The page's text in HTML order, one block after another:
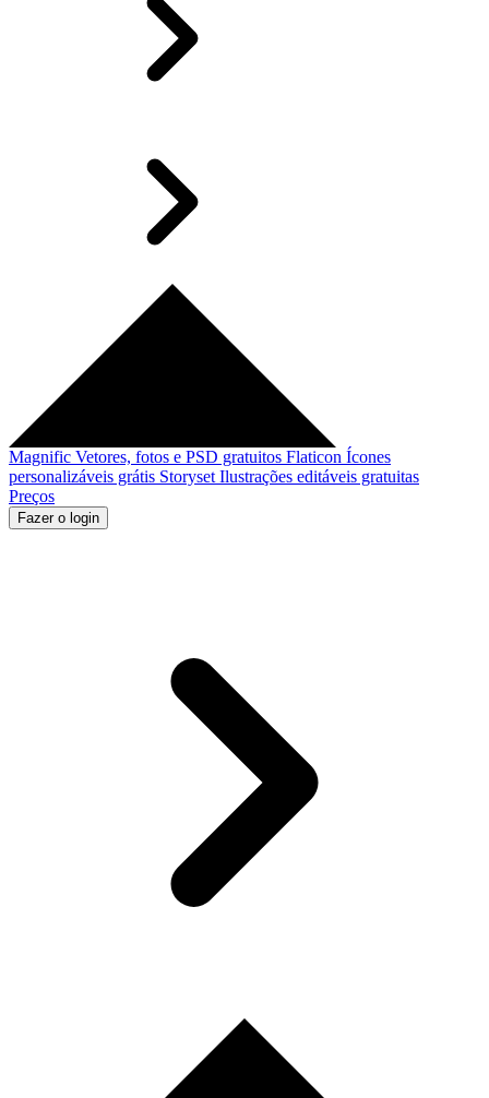
Magnific Vetores, fotos e PSD gratuitos Flaticon Ícones
personalizáveis grátis Storyset Ilustrações editáveis gratuitas
Preços
Fazer o login